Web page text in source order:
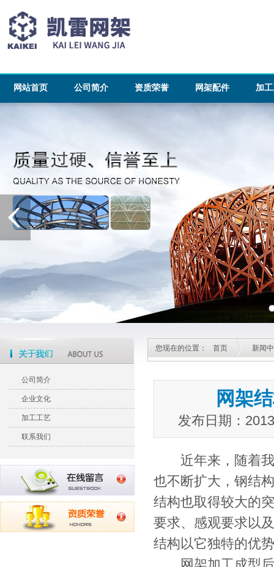
网站首页 公司简介 资质荣誉 网架配件 加
公司简介
企业文化
加工工艺
联系我们
您现在的位置： 首页 新闻
网架
发布日期：
近年来，随着我
也不断扩大，钢结
结构也取得较大的
要求、感观要求以
结构以它独特的优